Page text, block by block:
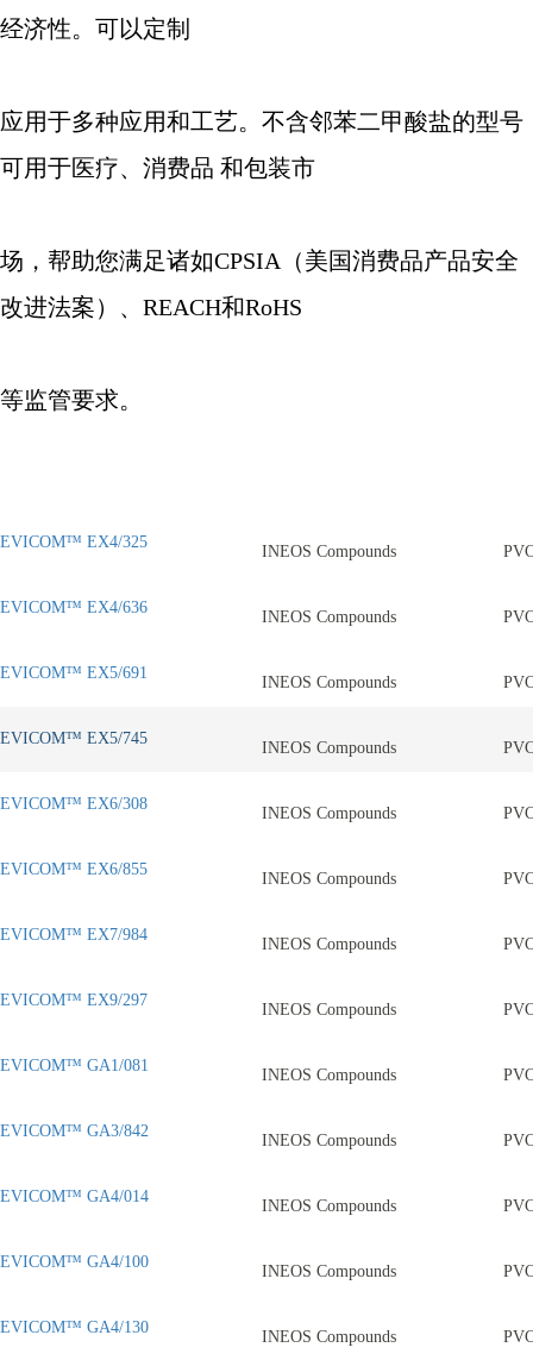
经济性。可以定制
应用于多种应用和工艺。不含邻苯二甲酸盐的型号
可用于医疗、消费品 和包装市
场，帮助您满足诸如CPSIA （美国消费品产品安全
改进法案）、 REACH和RoHS
等监管要求。
EVICOM™ EX4/325
INEOS Compounds
EVICOM™ EX4/636
INEOS Compounds
EVICOM™ EX5/691
INEOS Compounds
EVICOM™ EX5/745
INEOS Compounds
EVICOM™ EX6/308
INEOS Compounds
EVICOM™ EX6/855
INEOS Compounds
EVICOM™ EX7/984
INEOS Compounds
EVICOM™ EX9/297
INEOS Compounds
EVICOM™ GA1/081
INEOS Compounds
EVICOM™ GA3/842
INEOS Compounds
EVICOM™ GA4/014
INEOS Compounds
EVICOM™ GA4/100
INEOS Compounds
EVICOM™ GA4/130
INEOS Compounds